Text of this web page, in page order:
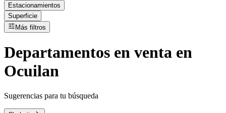
Estacionamientos
Superficie
Más filtros
Departamentos en venta en
Ocuilan
Sugerencias para tu búsqueda